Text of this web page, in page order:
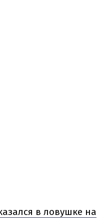
в ловушке на